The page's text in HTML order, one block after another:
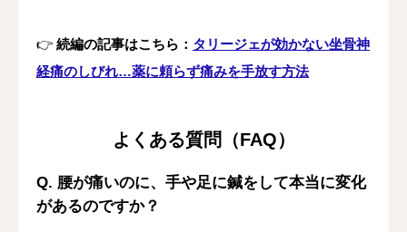
👉 続編の記事はこちら： タリージェが効かない坐骨神
経痛のしびれ…薬に頼らず痛みを手放す方法
よくある質問（FAQ）
Q. 腰が痛いのに、手や足に鍼をして本当に変化
があるのですか？